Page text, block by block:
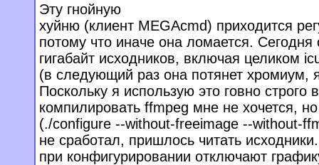
Эту гнойную
хуйню (клиент MEGAcmd) приходится
потому что иначе она ломается. Сегодня
гигабайт исходников, включая целиком
(в следующий раз она потянет хромиум,
Поскольку я использую это говно строго
компилировать ffmpeg мне не хочется,
(./configure --without-freeimage --without-
не сработал, пришлось читать
при конфигурировании отключают